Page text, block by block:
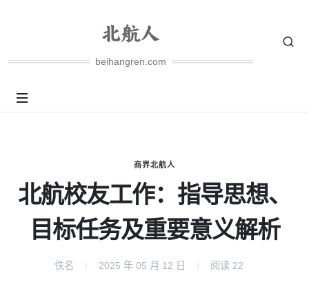
beihangren.com
商界北航人
北航校友工作：指导思想、
目标任务及重要意义解析
佚名 2025 年 05 月 12 日 阅读 22